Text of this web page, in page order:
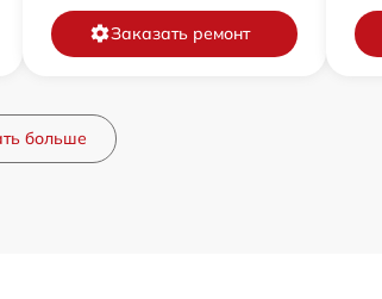
Заказать ремонт
больше